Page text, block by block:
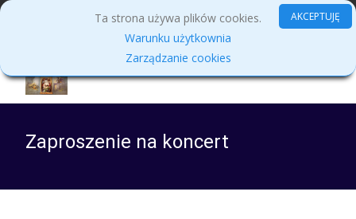
Zaproszenie na koncert
Ta strona używa plików cookies.
Warunku użytkownia
Zarządzanie cookies
AKCEPTUJĘ